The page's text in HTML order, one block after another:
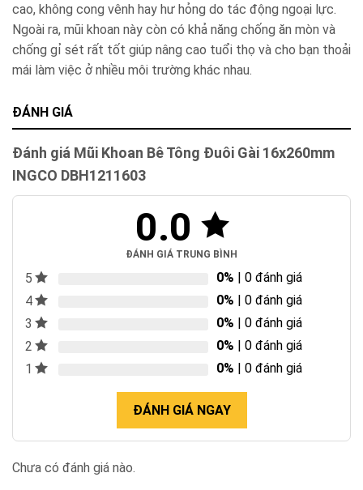
cao, không cong vênh hay hư hỏng do tác động ngoại lực.
Ngoài ra, mũi khoan này còn có khả năng chống ăn mòn và
chống gỉ sét rất tốt giúp nâng cao tuổi thọ và cho bạn thoải
mái làm việc ở nhiều môi trường khác nhau.
ĐÁNH GIÁ
Đánh giá Mũi Khoan Bê Tông Đuôi Gài 16x260mm
INGCO DBH1211603
0.0
ĐÁNH GIÁ TRUNG BÌNH
5 0% | 0 đánh giá
4
0% | 0 đánh giá
3
0% | 0 đánh giá
2
0% | 0 đánh giá
1
0% | 0 đánh giá
ĐÁNH GIÁ NGAY
Chưa có đánh giá nào.